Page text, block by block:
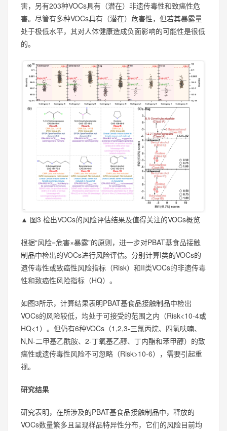
害，另有203种VOCs具有（潜在）非遗传毒性和致癌性危
害。尽管有多种VOCs具有（潜在）危害性，但若其暴露量
处于极低水平，其对人体健康造成负面影响的可能性是很低
的。
▲ 图3 检出VOCs的风险评估结果及值得关注的VOCs概览
根据“风险=危害×暴露”的原则，进一步对PBAT基食品接触
制品中检出的VOCs进行风险评估。分别计算I类的VOCs的
遗传毒性或致癌性风险指标（Risk）和II类VOCs的非遗传毒
性和致癌性风险指标（HQ）。
如图3所示，计算结果表明PBAT基食品接触制品中检出
VOCs的风险较低，均处于可接受的范围之内（Risk<10-4或
HQ<1）。但仍有6种VOCs（1,2,3-三氯丙烷、四氢呋喃、
N,N-二甲基乙酰胺、2-丁氧基乙醇、丁内酯和苯甲醇）的致
癌性或遗传毒性风险不可忽略（Risk>10-6），需要引起重
视。
研究结果
研究表明，在所涉及的PBAT基食品接触制品中，释放的
VOCs数量繁多且呈现样品特异性分布，它们的风险目前均